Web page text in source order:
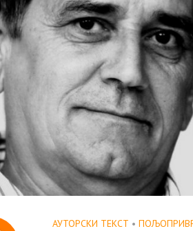
АУТОРСКИ ТЕКСТ •